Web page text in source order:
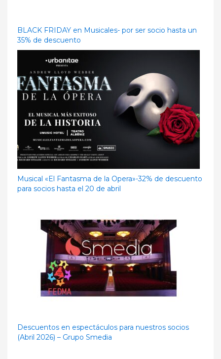
BLACK FRIDAY en Musicales- por ser socio hasta un
35% de descuento
Musical «El Fantasma de la Opera»-32% de descuento
para socios hasta el 20 de abril
Descuentos en espectáculos para nuestros socios
(Abril 2026) – Grupo Smedia